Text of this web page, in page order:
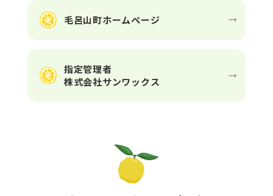
毛呂山町ホームページ
指定管理者
株式会社サンワックス